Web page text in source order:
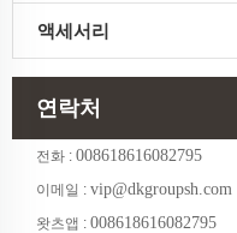
액세서리
연락처
전화 : 008618616082795
이메일 : vip@dkgroupsh.com
왓츠앱 : 008618616082795